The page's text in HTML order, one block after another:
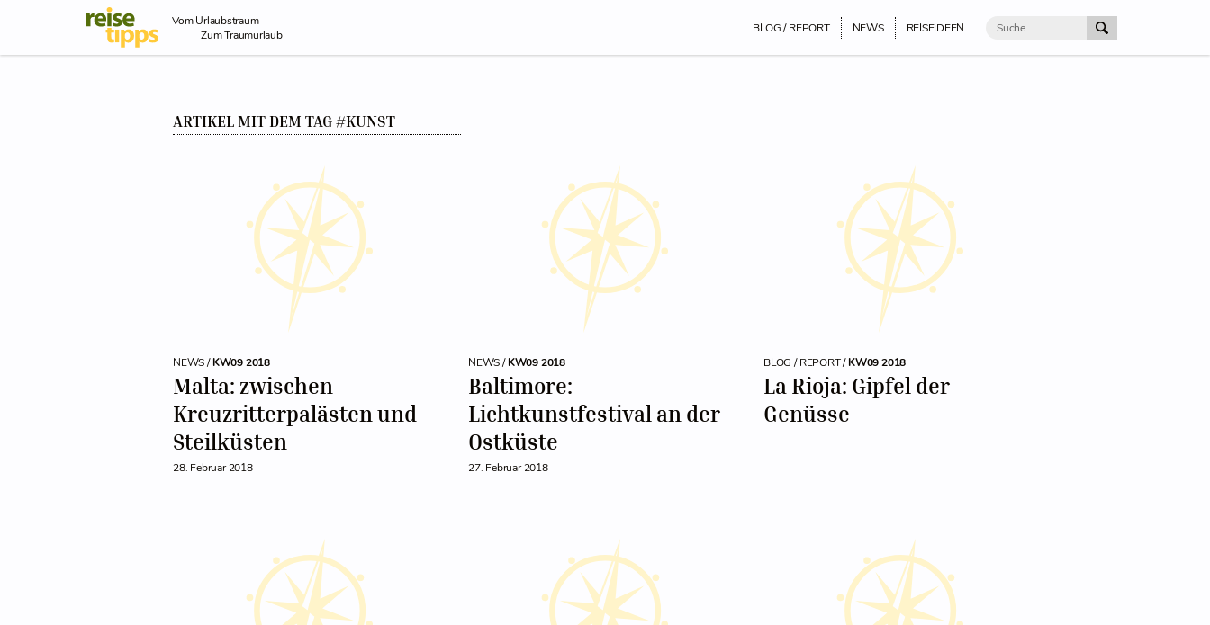
Skip to Content
Vom Urlaubstraum
Zum Traumurlaub
BLOG / REPORT NEWS REISEIDEEN
ARTIKEL MIT DEM TAG #KUNST
NEWS /KW09 2018
Malta: zwischen
Kreuzritterpalästen und
Steilküsten
28. Februar 2018
NEWS /KW09 2018
Baltimore:
Lichtkunstfestival an der
Ostküste
27. Februar 2018
BLOG / REPORT /KW09 2018
La Rioja: Gipfel der
Genüsse